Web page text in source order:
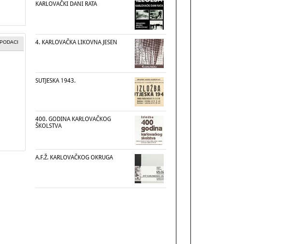
PODACI
KARLOVAČKI DANI RATA
4. KARLOVAČKA LIKOVNA JESEN
SUTJESKA 1943.
400. GODINA KARLOVAČKOG
ŠKOLSTVA
A.F.Ž. KARLOVAČKOG OKRUGA